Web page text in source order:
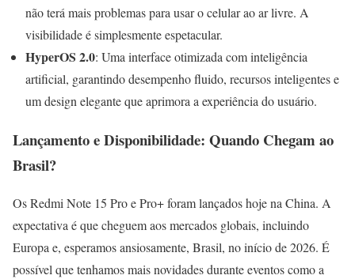
não terá mais problemas para usar o celular ao ar livre. A
visibilidade é simplesmente espetacular.
HyperOS 2.0: Uma interface otimizada com inteligência
artificial, garantindo desempenho fluido, recursos inteligentes e
um design elegante que aprimora a experiência do usuário.
Lançamento e Disponibilidade: Quando Chegam ao
Brasil?
Os Redmi Note 15 Pro e Pro+ foram lançados hoje na China. A
expectativa é que cheguem aos mercados globais, incluindo
Europa e, esperamos ansiosamente, Brasil, no início de 2026. É
possível que tenhamos mais novidades durante eventos como a